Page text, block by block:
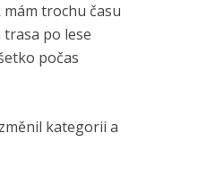
trochu času
trasa po lese
počas
kategorii a